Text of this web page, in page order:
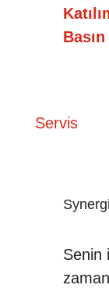
Basın
Servis
Senin